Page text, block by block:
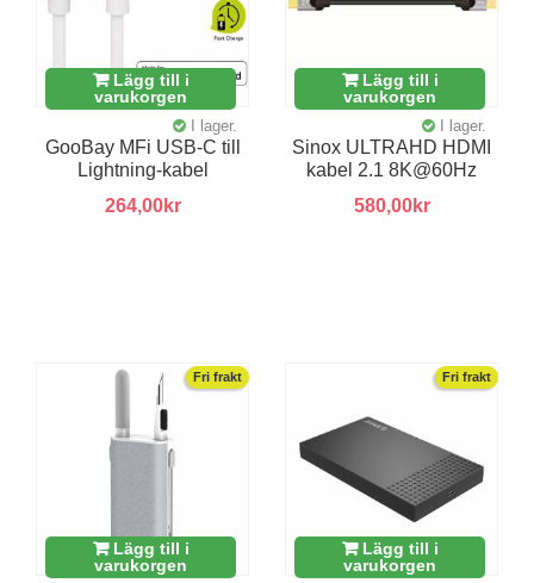
Lägg till i
varukorgen
I lager.
GooBay MFi USB-C till
Lightning-kabel
264,00kr
Lägg till i
varukorgen
I lager.
Sinox ULTRAHD HDMI
kabel 2.1 8K@60Hz
580,00kr
Fri frakt
Lägg till i
varukorgen
Fri frakt
Lägg till i
varukorgen